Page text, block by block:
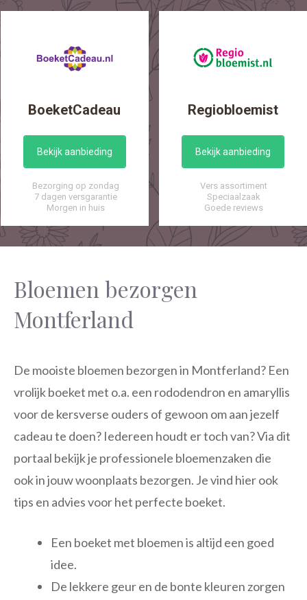
BoeketCadeau
Bekijk aanbieding
Bezorging op zondag
7 dagen versgarantie
Morgen in huis
Regiobloemist
Bekijk aanbieding
Vers assortiment
Speciaalzaak
Goede reviews
Bloemen bezorgen
Montferland
De mooiste bloemen bezorgen in Montferland? Een
vrolijk boeket met o.a. een rododendron en amaryllis
voor de kersverse ouders of gewoon om aan jezelf
cadeau te doen? Iedereen houdt er toch van? Via dit
portaal bekijk je professionele bloemenzaken die
ook in jouw woonplaats bezorgen. Je vind hier ook
tips en advies voor het perfecte boeket.
Een boeket met bloemen is altijd een goed
idee.
De lekkere geur en de bonte kleuren zorgen